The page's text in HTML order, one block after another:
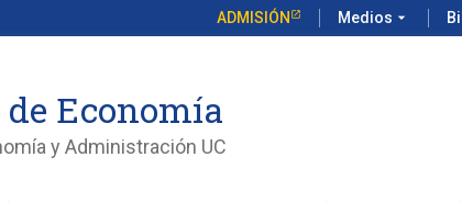
ADMISIÓN Medios arrow_drop_down
Economía
y Administración UC